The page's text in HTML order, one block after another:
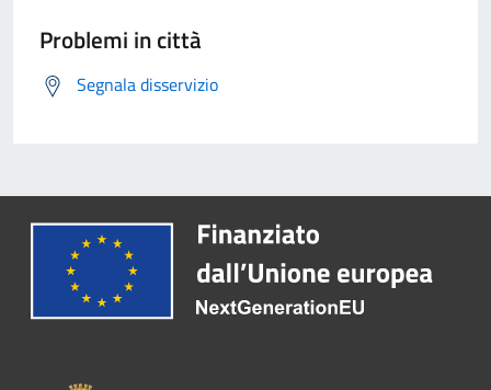
Problemi in città
Segnala disservizio